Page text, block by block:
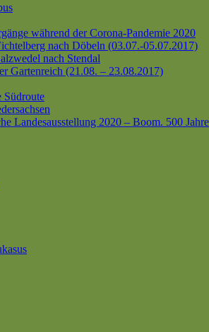
während der Corona-Pandemie 2020
nach Döbeln (03.07.-05.07.2017)
nach Stendal
Gartenreich (21.08. – 23.08.2017)
Südroute
Landesausstellung 2020 – Boom. 500